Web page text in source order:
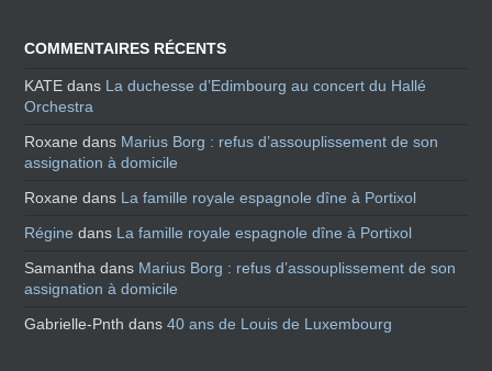
COMMENTAIRES RÉCENTS
KATE dans La duchesse d’Edimbourg au concert du Hallé
Orchestra
Roxane dans Marius Borg : refus d’assouplissement de son
assignation à domicile
Roxane dans La famille royale espagnole dîne à Portixol
Régine dans La famille royale espagnole dîne à Portixol
Samantha dans Marius Borg : refus d’assouplissement de son
assignation à domicile
Gabrielle-Pnth dans40 ans de Louis de Luxembourg